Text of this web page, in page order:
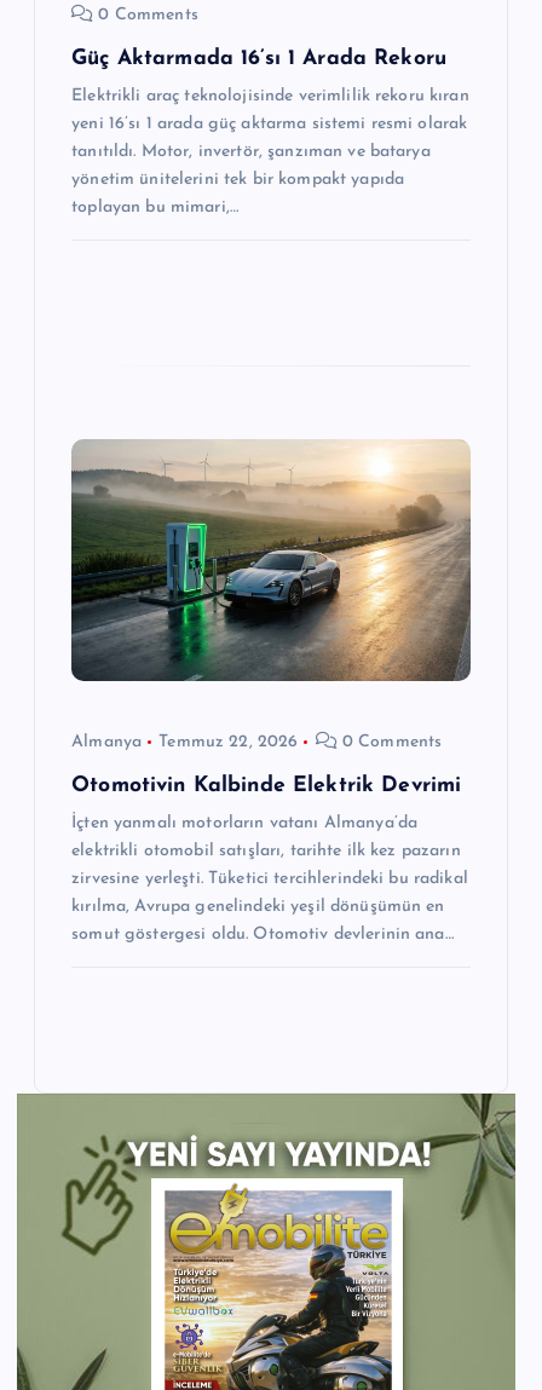
0 Comments
Güç Aktarmada 16’sı 1 Arada Rekoru
Elektrikli araç teknolojisinde verimlilik rekoru kıran
yeni 16’sı 1 arada güç aktarma sistemi resmi olarak
tanıtıldı. Motor, invertör, şanzıman ve batarya
yönetim ünitelerini tek bir kompakt yapıda
toplayan bu mimari,…
Almanya Temmuz 22, 2026 0 Comments
Otomotivin Kalbinde Elektrik Devrimi
İçten yanmalı motorların vatanı Almanya’da
elektrikli otomobil satışları, tarihte ilk kez pazarın
zirvesine yerleşti. Tüketici tercihlerindeki bu radikal
kırılma, Avrupa genelindeki yeşil dönüşümün en
somut göstergesi oldu. Otomotiv devlerinin ana…